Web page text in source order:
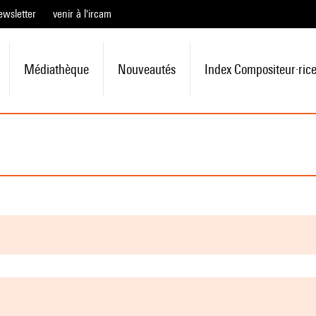
venir à l'ircam
Médiathèque Nouveautés Index Compositeur·rice